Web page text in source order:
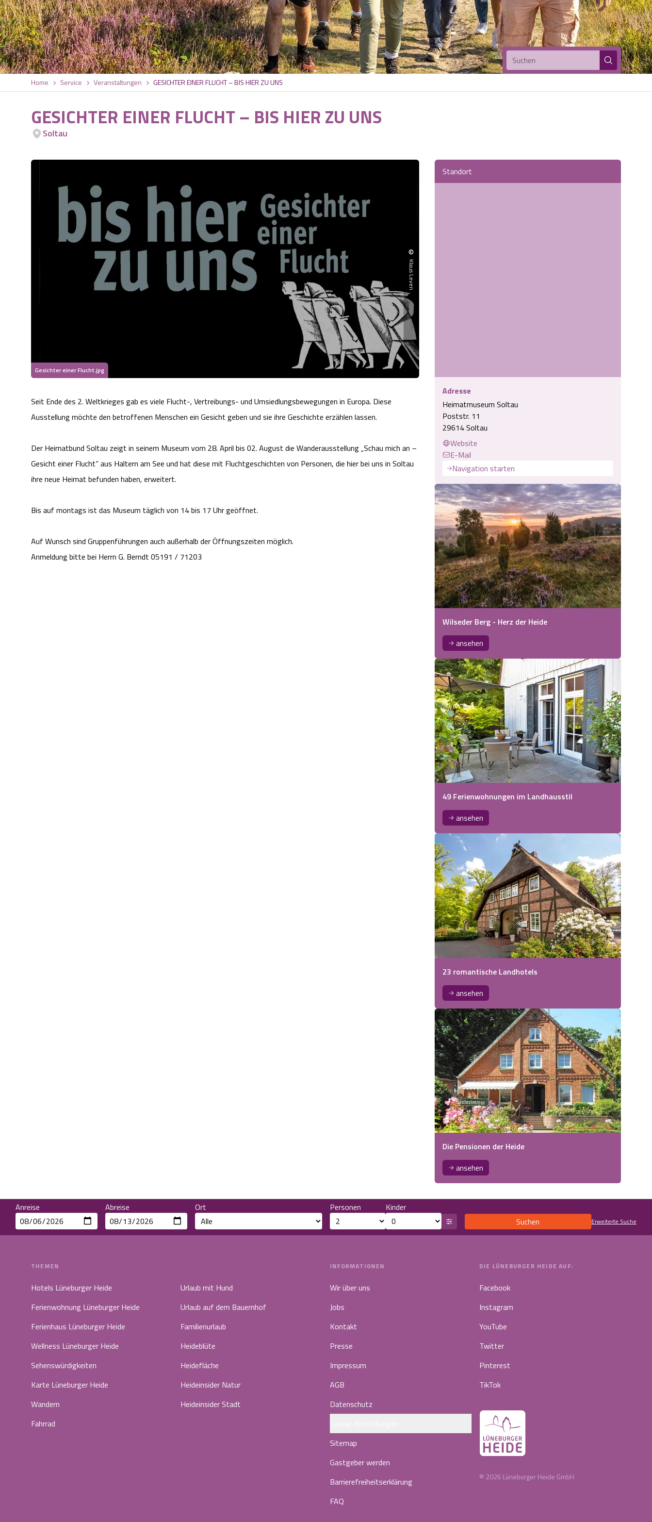
Suchen
Home Service Veranstaltungen GESICHTER EINER FLUCHT – BIS HIER ZU UNS
GESICHTER EINER FLUCHT – BIS HIER ZU UNS
Soltau
Gesichter einer Flucht.jpg
©
Klaus Leven
Seit Ende des 2. Weltkrieges gab es viele Flucht-, Vertreibungs- und Umsiedlungsbewegungen in Europa. Diese
Ausstellung möchte den betroffenen Menschen ein Gesicht geben und sie ihre Geschichte erzählen lassen.
Der Heimatbund Soltau zeigt in seinem Museum vom 28. April bis 02. August die Wanderausstellung „Schau mich an –
Gesicht einer Flucht“ aus Haltern am See und hat diese mit Fluchtgeschichten von Personen, die hier bei uns in Soltau
ihre neue Heimat befunden haben, erweitert.
Bis auf montags ist das Museum täglich von 14 bis 17 Uhr geöffnet.
Auf Wunsch sind Gruppenführungen auch außerhalb der Öffnungszeiten möglich.
Anmeldung bitte bei Herrn G. Berndt 05191 / 71203
Standort
Adresse
Heimatmuseum Soltau
Poststr. 11
29614 Soltau
Website
E-Mail
Navigation starten
Wilseder Berg - Herz der Heide
ansehen
49 Ferienwohnungen im Landhausstil
ansehen
23 romantische Landhotels
ansehen
Die Pensionen der Heide
ansehen
Anreise Abreise Ort Personen
Kinder
Suchen
Erweiterte Suche
THEMEN
Hotels Lüneburger Heide
Ferienwohnung Lüneburger Heide
Ferienhaus Lüneburger Heide
Wellness Lüneburger Heide
Sehenswürdigkeiten
Karte Lüneburger Heide
Wandern
Fahrrad
Urlaub mit Hund
Urlaub auf dem Bauernhof
Familienurlaub
Heideblüte
Heidefläche
Heideinsider Natur
Heideinsider Stadt
INFORMATIONEN
Wir über uns
Jobs
Kontakt
Presse
Impressum
AGB
Datenschutz
Sitemap
Gastgeber werden
Barrierefreiheitserklärung
FAQ
DIE LÜNEBURGER HEIDE AUF:
Facebook
Instagram
YouTube
Twitter
Pinterest
TikTok
© 2026 Lüneburger Heide GmbH